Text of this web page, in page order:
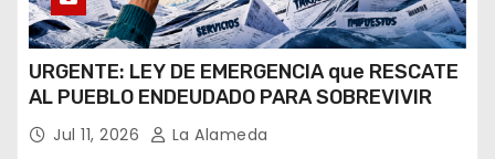
URGENTE: LEY DE EMERGENCIA que RESCATE
AL PUEBLO ENDEUDADO PARA SOBREVIVIR
Jul 11, 2026 La Alameda